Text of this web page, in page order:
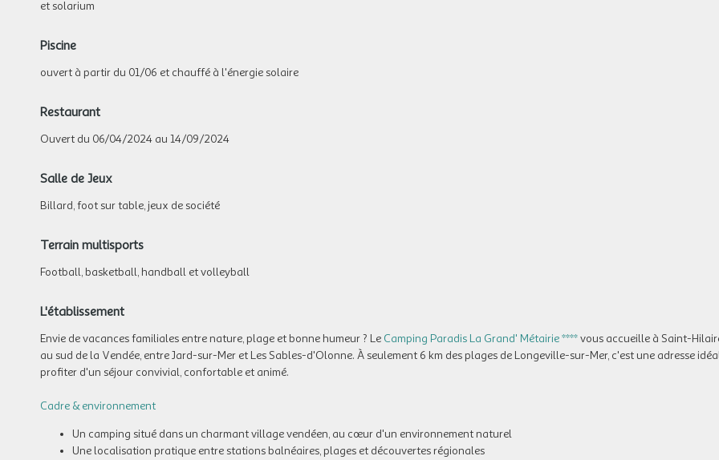
et solarium
Piscine
ouvert à partir du 01/06 et chauffé à l'énergie solaire
Restaurant
Ouvert du 06/04/2024 au 14/09/2024
Salle de Jeux
Billard, foot sur table, jeux de société
Terrain multisports
Football, basketball, handball et volleyball
L'établissement
Envie de vacances familiales entre nature, plage et bonne humeur ? Le Camping Paradis La Grand' Métairie ****vous accueille à Saint-
au sud de la Vendée, entre Jard-sur-Mer et Les Sables-d'Olonne. À seulement 6 km des plages de Longeville-sur-Mer, c'est une adresse
profiter d'un séjour convivial, confortable et animé.
Cadre & environnement
Un camping situé dans un charmant village vendéen, au cœur d'un environnement naturel
Une localisation pratique entre stations balnéaires, plages et découvertes régionales